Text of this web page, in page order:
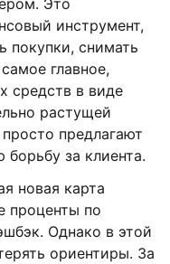
Это
инструмент,
покупки, снимать
главное,
средств в виде
растущей
предлагают
за клиента.
новая карта
проценты по
Однако в этой
ориентиры. За